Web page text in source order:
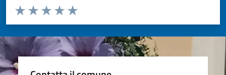
Valuta da 1 a 5 stelle la pagina
Valuta 5 stelle su 5
Valuta 4 stelle su 5
Valuta 3 stelle su 5
Valuta 2 stelle su 5
Valuta 1 stelle su 5